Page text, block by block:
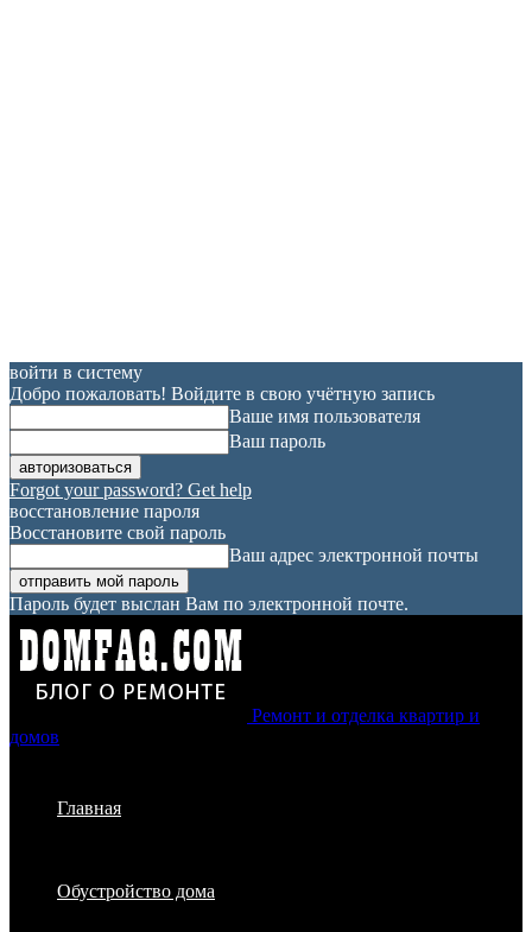
войти в систему
Добро пожаловать! Войдите в свою учётную запись
Ваше имя пользователя
Ваш пароль
Forgot your password? Get help
восстановление пароля
Восстановите свой пароль
Ваш адрес электронной почты
Пароль будет выслан Вам по электронной почте.
Ремонт и отделка квартир и
домов
Главная
Обустройство дома